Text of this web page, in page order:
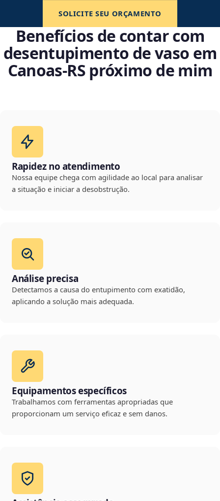
SOLICITE SEU ORÇAMENTO
Benefícios de contar com
desentupimento de vaso em
Canoas‑RS próximo de mim
Rapidez no atendimento
Nossa equipe chega com agilidade ao local para analisar
a situação e iniciar a desobstrução.
Análise precisa
Detectamos a causa do entupimento com exatidão,
aplicando a solução mais adequada.
Equipamentos específicos
Trabalhamos com ferramentas apropriadas que
proporcionam um serviço eficaz e sem danos.